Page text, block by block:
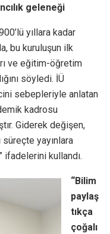
geleneği
yıllara kadar
bu kuruluşun ilk
ve eğitim-öğretim
söyledi. İÜ
sebepleriyle anlatan
kadrosu
Giderek değişen,
yayınlara
ifadelerini kullandı.
“Bilim
paylaş
tıkça
çoğalı